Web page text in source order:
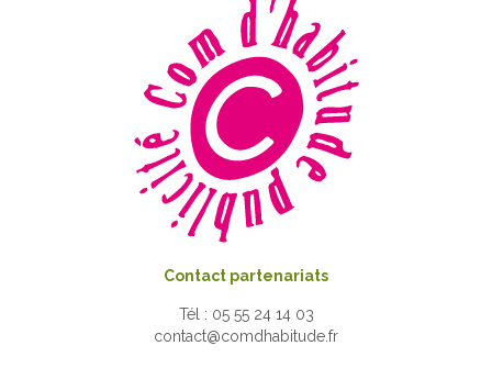
Contact partenariats
Tél : 05 55 24 14 03
contact@comdhabitude.fr